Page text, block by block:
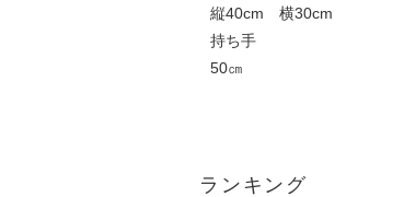
縦40cm 横30cm
持ち手
50㎝
ランキング